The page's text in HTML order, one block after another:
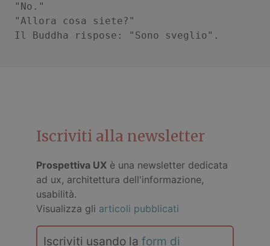
"No."
"Allora cosa siete?"
Iscriviti alla newsletter
Prospettiva UX è una newsletter dedicata
ad ux, architettura dell'informazione,
usabilità.
Visualizza gli articoli pubblicati
Iscriviti usando la form di